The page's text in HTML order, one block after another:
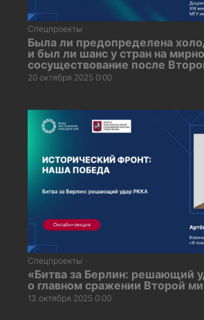
Спецпроекты
Была ли предопределена
и был ли шанс у стран на
сосуществование после
20 октября 2025 0:00
Спецпроекты
«Битва за Берлин: решающий
о главном сражении Второй
13 октября 2025 0:00